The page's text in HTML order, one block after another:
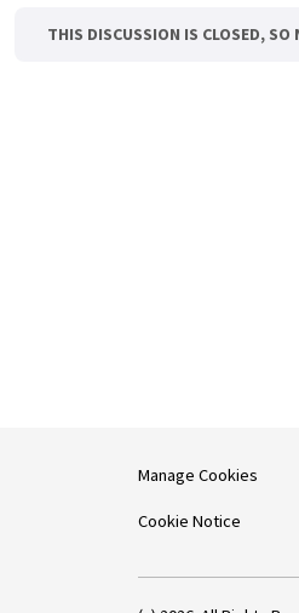
THIS DISCUSSION IS CLOSED, SO
Manage Cookies
Cookie Notice